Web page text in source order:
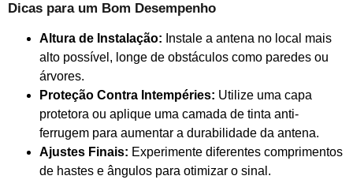
Dicas para um Bom Desempenho
Altura de Instalação: Instale a antena no local mais
alto possível, longe de obstáculos como paredes ou
árvores.
Proteção Contra Intempéries: Utilize uma capa
protetora ou aplique uma camada de tinta anti-
ferrugem para aumentar a durabilidade da antena.
Ajustes Finais: Experimente diferentes comprimentos
de hastes e ângulos para otimizar o sinal.